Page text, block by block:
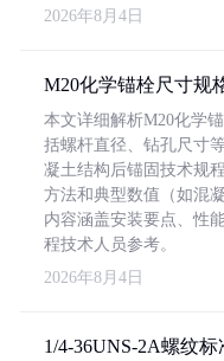
2026年8月4日
M20化学锚栓尺寸规
本文详细解析M20化学
括螺杆直径、钻孔尺寸
凝土结构后锚固技术规
方法和典型数值（如混
内容涵盖安装要点、性
程技术人员参考。
2026年8月4日
1/4-36UNS-2A螺纹